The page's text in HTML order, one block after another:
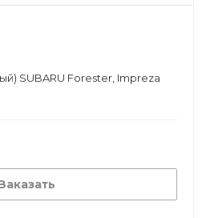
SUBARU Forester, Impreza